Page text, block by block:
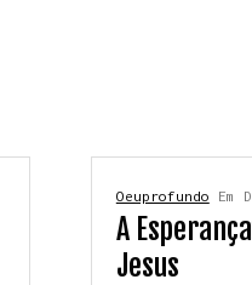
Oeuprofundo Em
A
Jesus